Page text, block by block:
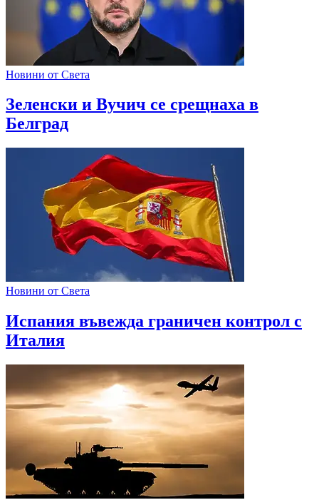
Новини от Света
Зеленски и Вучич се срещнаха в
Белград
Новини от Света
Испания въвежда граничен контрол с
Италия